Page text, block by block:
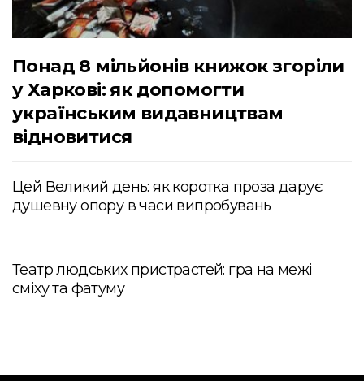
Понад 8 мільйонів книжок згоріли
у Харкові: як допомогти
українським видавництвам
відновитися
Цей Великий день: як коротка проза дарує
душевну опору в часи випробувань
Театр людських пристрастей: гра на межі
сміху та фатуму